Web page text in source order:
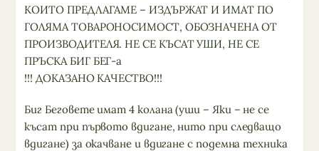
КОИТО ПРЕДЛАГАМЕ – ИЗДЪРЖАТ И ИМАТ ПО
ГОЛЯМА ТОВАРОНОСИМОСТ, ОБОЗНАЧЕНА ОТ
ПРОИЗВОДИТЕЛЯ. НЕ СЕ КЪСАТ УШИ, НЕ СЕ
ПРЪСКА БИГ БЕГ-а
!!! ДОКАЗАНО КАЧЕСТВО!!!
Биг Беговете имат 4 колана (уши – Яки – не се
късат при първото вдигане, нито при следващо
вдигане) за окачване и вдигане с подемна техника